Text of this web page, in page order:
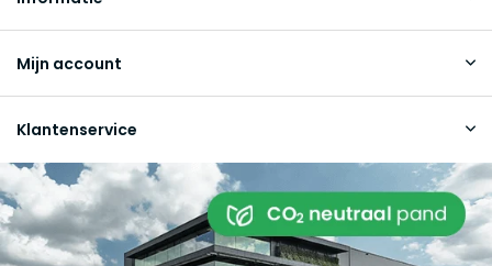
Mijn account
Klantenservice